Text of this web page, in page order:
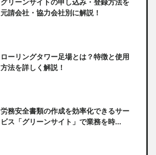
グリーンサイトの申し込み・登録方法を
元請会社・協力会社別に解説！
ローリングタワー足場とは？特徴と使用
方法を詳しく解説！
労務安全書類の作成を効率化できるサー
ビス「グリーンサイト」で業務を時...